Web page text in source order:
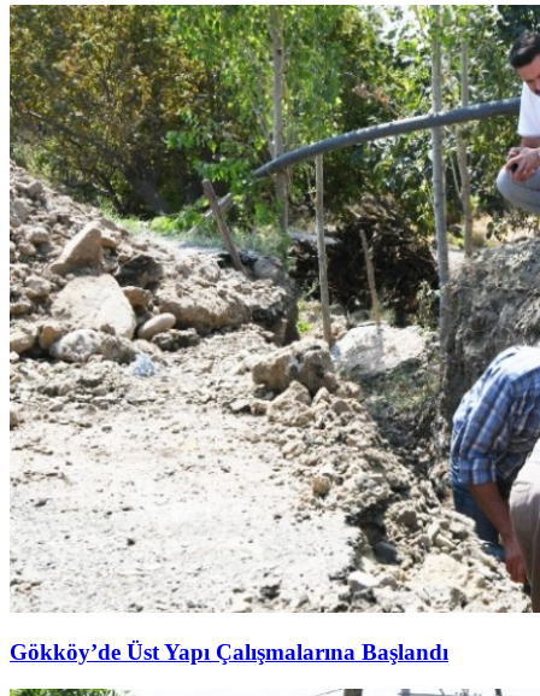
Gökköy’de Üst Yapı Çalışmalarına Başlandı